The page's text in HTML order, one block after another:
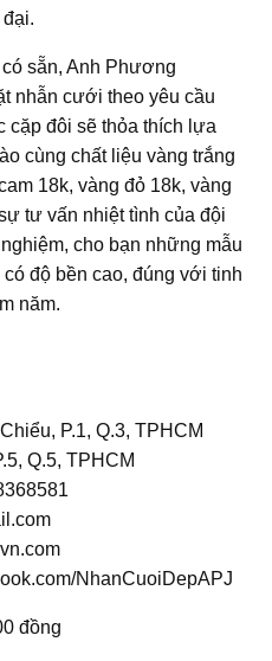
sẵn, Anh Phương
nhẫn cưới theo yêu cầu
cặp đôi sẽ thỏa thích lựa
cùng chất liệu vàng trắng
18k, vàng đỏ 18k, vàng
tư vấn nhiệt tình của đội
cho bạn những mẫu
độ bền cao, đúng với tinh
năm.
P.1, Q.3, TPHCM
Q.5, TPHCM
NhanCuoiDepAPJ
đồng